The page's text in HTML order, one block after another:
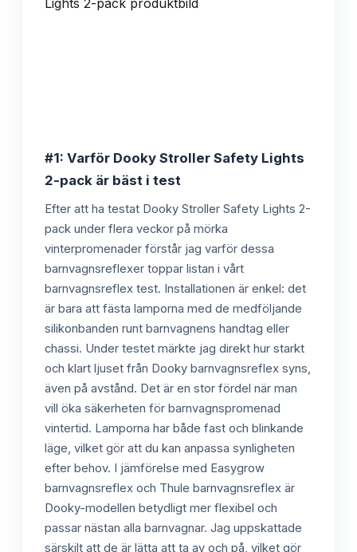
#1: Varför Dooky Stroller Safety Lights
2-pack är bäst i test
Efter att ha testat Dooky Stroller Safety Lights 2-
pack under flera veckor på mörka
vinterpromenader förstår jag varför dessa
barnvagnsreflexer toppar listan i vårt
barnvagnsreflex test. Installationen är enkel: det
är bara att fästa lamporna med de medföljande
silikonbanden runt barnvagnens handtag eller
chassi. Under testet märkte jag direkt hur starkt
och klart ljuset från Dooky barnvagnsreflex syns,
även på avstånd. Det är en stor fördel när man
vill öka säkerheten för barnvagnspromenad
vintertid. Lamporna har både fast och blinkande
läge, vilket gör att du kan anpassa synligheten
efter behov. I jämförelse med Easygrow
barnvagnsreflex och Thule barnvagnsreflex är
Dooky-modellen betydligt mer flexibel och
passar nästan alla barnvagnar. Jag uppskattade
särskilt att de är lätta att ta av och på, vilket gör